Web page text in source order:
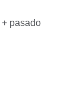
+ pasado